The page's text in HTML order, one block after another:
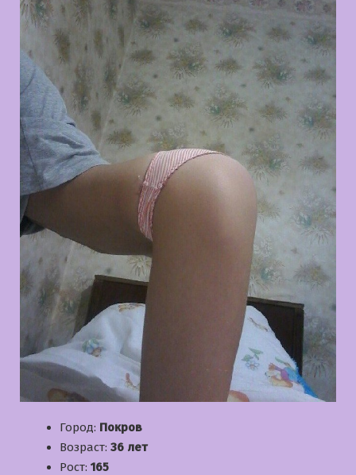
Город: Покров
Возраст: 36 лет
Рост: 165